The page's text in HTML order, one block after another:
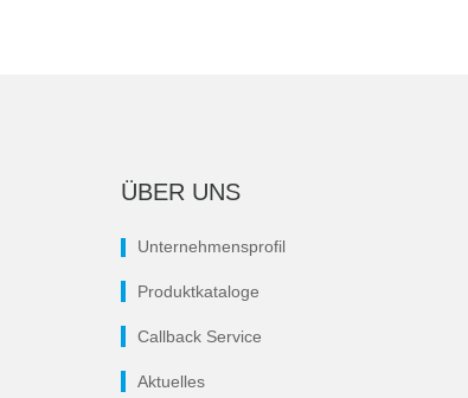
ÜBER UNS
Unternehmensprofil
Produktkataloge
Callback Service
Aktuelles